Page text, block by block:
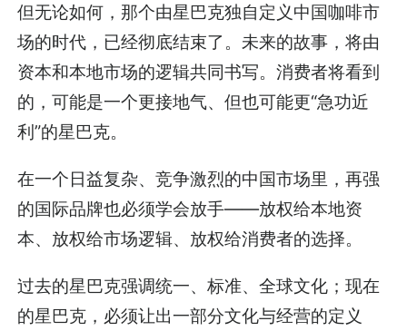
但无论如何，那个由星巴克独自定义中国咖啡市
场的时代，已经彻底结束了。未来的故事，将由
资本和本地市场的逻辑共同书写。消费者将看到
的，可能是一个更接地气、但也可能更“急功近
利”的星巴克。
在一个日益复杂、竞争激烈的中国市场里，再强
的国际品牌也必须学会放手——放权给本地资
本、放权给市场逻辑、放权给消费者的选择。
过去的星巴克强调统一、标准、全球文化；现在
的星巴克，必须让出一部分文化与经营的定义